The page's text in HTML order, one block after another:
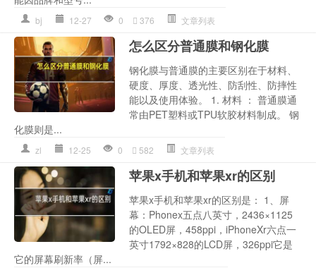
bj 12-27 0 376 文章列表
怎么区分普通膜和钢化膜
钢化膜与普通膜的主要区别在于材料、
硬度、厚度、透光性、防刮性、防摔性
能以及使用体验。 1. 材料 ： 普通膜通
常由PET塑料或TPU软胶材料制成。 钢
化膜则是...
zl 12-25 0 582 文章列表
苹果x手机和苹果xr的区别
苹果x手机和苹果xr的区别是： 1、屏
幕：Phonex五点八英寸，2436×1125
的OLED屏，458ppi，iPhoneXr六点一
英寸1792×828的LCD屏，326ppi它是
它的屏幕刷新率（屏...